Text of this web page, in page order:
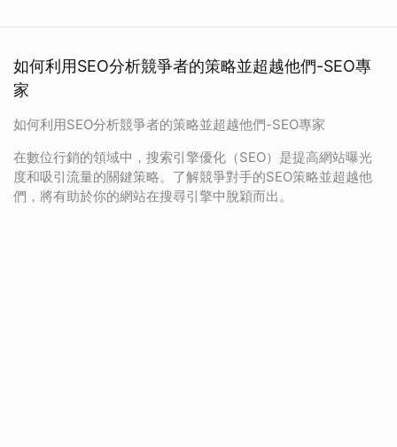
如何利用SEO分析競爭者的策略並超越他們-SEO專
家
如何利用SEO分析競爭者的策略並超越他們-SEO專家
在數位行銷的領域中，搜索引擎優化（SEO）是提高網站曝光
度和吸引流量的關鍵策略。了解競爭對手的SEO策略並超越他
們，將有助於你的網站在搜尋引擎中脫穎而出。